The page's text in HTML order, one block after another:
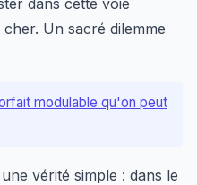
dans cette voie
Un sacré dilemme
modulable qu'on peut
vérité simple : dans le